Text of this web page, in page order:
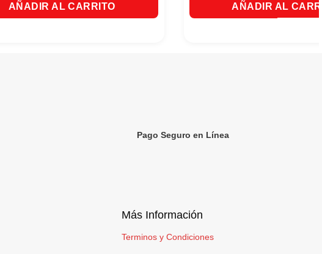
AÑADIR AL CARRITO AÑADIR AL
Pago Seguro en Línea
Más Información
Terminos y Condiciones